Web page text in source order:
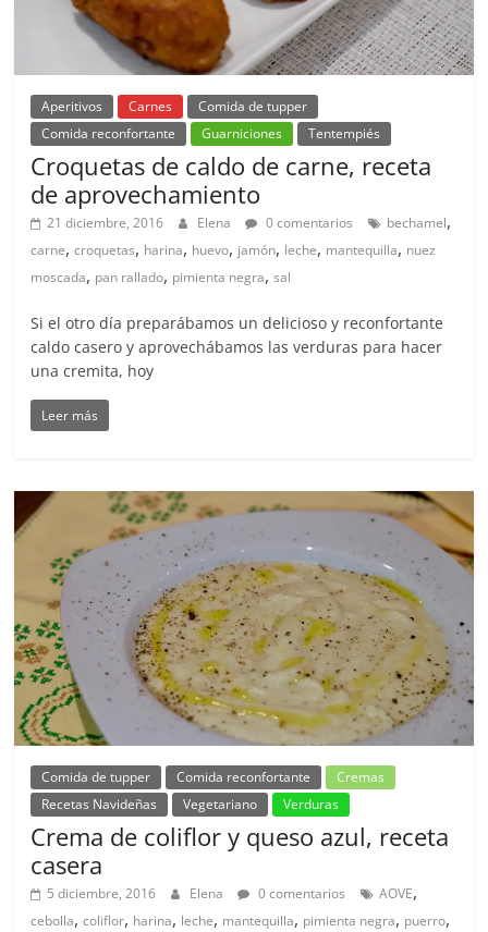
Aperitivos Carnes
Comida de tupper
Comida reconfortante
Guarniciones Tentempiés
Croquetas de caldo de carne, receta
de aprovechamiento
21 diciembre, 2016 Elena 0 comentarios bechamel,
carne,croquetas, harina, huevo, jamón, leche, mantequilla, nuez
moscada, pan rallado, pimienta negra,sal
Si el otro día preparábamos un delicioso y reconfortante
caldo casero y aprovechábamos las verduras para hacer
una cremita, hoy
Leer más
Comida de tupper Comida reconfortante
Cremas
Recetas Navideñas
Vegetariano Verduras
Crema de coliflor y queso azul, receta
casera
5 diciembre, 2016 Elena 0 comentarios AOVE,
cebolla,coliflor, harina, leche, mantequilla, pimienta negra, puerro,